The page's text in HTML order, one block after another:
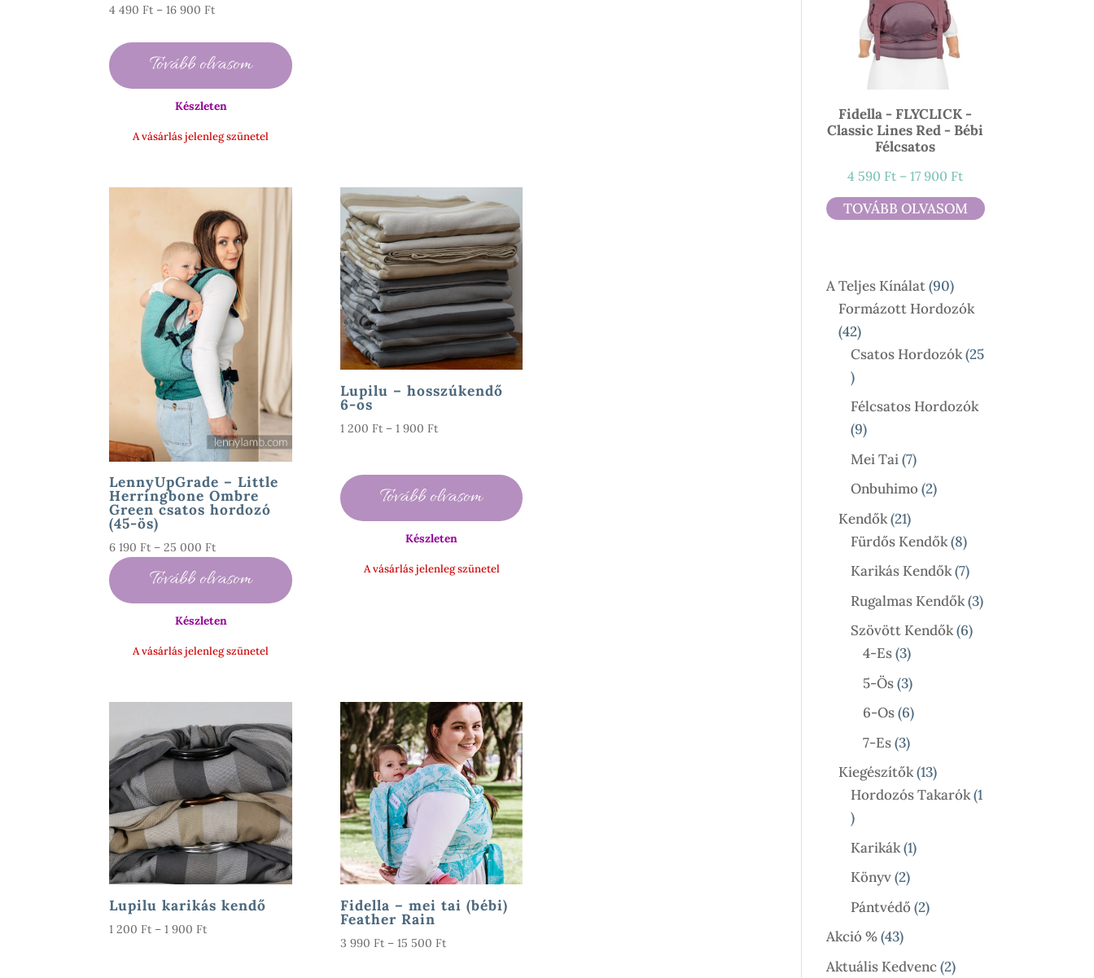
4 490 Ft – 16 900 FtÁrtartomány:
490 Ft
-
900 Ft
Tovább olvasom
Készleten
A vásárlás jelenleg szünetel
LennyUpGrade – Little
Herringbone Ombre
Green csatos hordozó
(45-ös)
6 190 Ft – 25 000 FtÁrtartomány:
190 Ft
-
25
Tovább olvasom
Készleten
A vásárlás jelenleg szünetel
Lupilu – hosszúkendő
6-os
1 200 Ft – 1 900 FtÁrtartomány:
1
900 Ft
Tovább olvasom
Készleten
A vásárlás jelenleg szünetel
Lupilu karikás kendő
1 200 Ft – 1 900 FtÁrtartomány:
Fidella – mei tai (bébi)
Feather Rain
3 990 Ft – 15 500 FtÁrtartomány:
Fidella - FLYCLICK -
Classic Lines Red - Bébi
Félcsatos
4 590 Ft – 17 900 FtÁrtartomány:
4
590 Ft
TOVÁBB OLVASOM
A Teljes Kínálat 9090
Termék
Formázott Hordozók
4242
Termék
Csatos Hordozók 25
25
Termék
Félcsatos Hordozók
99
Termék
Mei Tai 77
Termék
Onbuhimo 22
Kendők 2121
Termék
Fürdős Kendők 88
Termék
Karikás Kendők 77
Termék
Rugalmas Kendők 33
Szövött Kendők 66
4-Es 33
Termék
5-Ös 33
Termék
6-Os 66
7-Es 33
Termék
Kiegészítők 1313
Termék
Hordozós Takarók 1
1
Termék
Karikák 11
Könyv 22
Termék
Pántvédő 22
Akció % 4343
Termék
Aktuális Kedvenc 22